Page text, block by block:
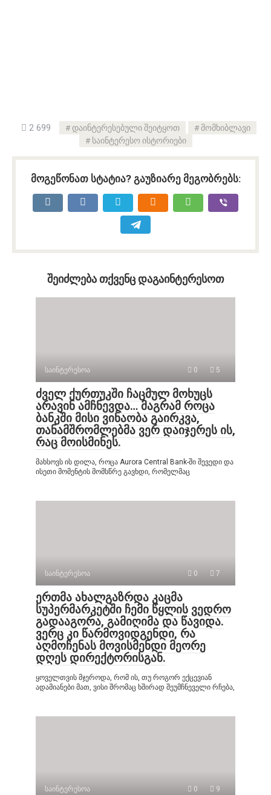
2 699 დაინტერესებული შეიტყოთ
მომხიბლავი
საინტერესო ისტორიები
მოგეწონათ სტატია? გაუზიარე მეგობრებს:
შეიძლება თქვენც დაგაინტერესოთ
საინტერესოა 0 5
ძველ ქურთუკში ჩაცმულ მოხუცს
არავინ ამჩნევდა… მაგრამ როცა
ბანკში მისი ვინაობა გაირკვა,
თანამშრომლებმა ვერ დაიჯერეს ის,
რაც მოისმინეს.
მახსოვს ის დილა, როცა Aurora Central Bank-ში შევედი და
ისეთი მომენტის მომსწრე გავხდი, რომელმაც
საინტერესოა 0 7
ერთმა ახალგაზრდა კაცმა
სუპერმარკეტში ჩემი წყლის ვედრო
გადააგორა, გამიღიმა და წავიდა.
ვერც კი წარმოვიდგენდი, რა
აღმოჩენას მოვისმენდი მეორე
დღეს დირექტორისგან.
ყოველთვის მჯეროდა, რომ ის, თუ როგორ ექცევიან
ადამიანები მათ, ვისი შრომაც ხშირად შეუმჩნეველი რჩება,
საინტერესოა 0 9